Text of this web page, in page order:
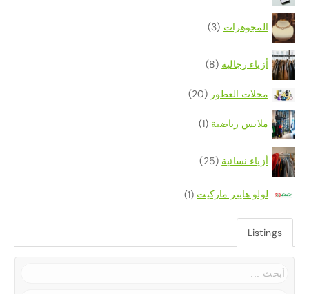
المجوهرات (3)
أزياء رجالية (8)
محلات العطور (20)
ملابس رياضية (1)
أزياء نسائية (25)
لولو هايبر ماركيت (1)
Listings